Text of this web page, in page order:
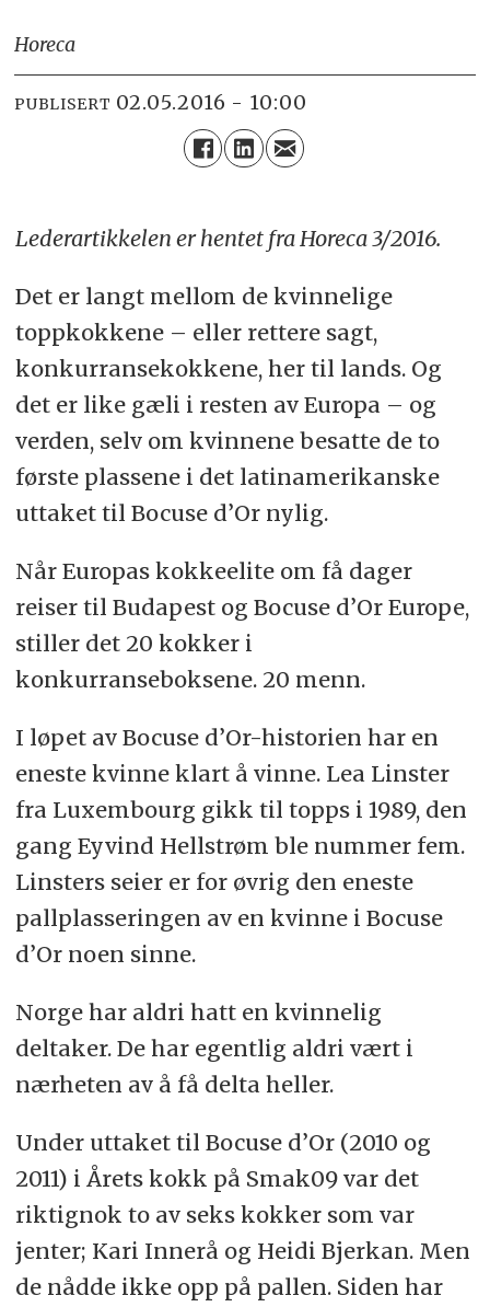
Horeca
PUBLISERT 02.05.2016 - 10:00
Lederartikkelen er hentet fra Horeca 3/2016.
Det er langt mellom de kvinnelige
toppkokkene – eller rettere sagt,
konkurransekokkene, her til lands. Og
det er like gæli i resten av Europa – og
verden, selv om kvinnene besatte de to
første plassene i det latinamerikanske
uttaket til Bocuse d’Or nylig.
Når Europas kokkeelite om få dager
reiser til Budapest og Bocuse d’Or Europe,
stiller det 20 kokker i
konkurranseboksene. 20 menn.
I løpet av Bocuse d’Or-historien har en
eneste kvinne klart å vinne. Lea Linster
fra Luxembourg gikk til topps i 1989, den
gang Eyvind Hellstrøm ble nummer fem.
Linsters seier er for øvrig den eneste
pallplasseringen av en kvinne i Bocuse
d’Or noen sinne.
Norge har aldri hatt en kvinnelig
deltaker. De har egentlig aldri vært i
nærheten av å få delta heller.
Under uttaket til Bocuse d’Or (2010 og
2011) i Årets kokk på Smak09 var det
riktignok to av seks kokker som var
jenter; Kari Innerå og Heidi Bjerkan. Men
de nådde ikke opp på pallen. Siden har